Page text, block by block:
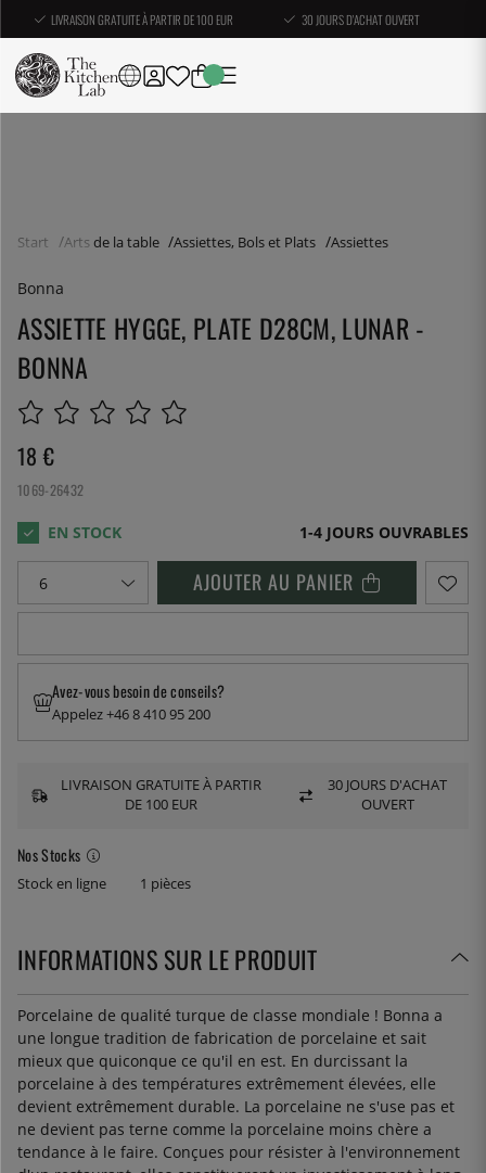
LIVRAISON GRATUITE À PARTIR DE 100 EUR 30 JOURS D'ACHAT OUVERT
Start Arts de la table Assiettes, Bols et Plats Assiettes
Bonna
ASSIETTE HYGGE, PLATE D28CM, LUNAR -
BONNA
18 €
1069-26432
1-4 JOURS OUVRABLES
AJOUTER AU PANIER
Nos Stocks
Stock en ligne 1 pièces
Avez-vous besoin de conseils?
Appelez +46 8 410 95 200
LIVRAISON GRATUITE À PARTIR
DE 100 EUR
30 JOURS D'ACHAT
OUVERT
INFORMATIONS SUR LE PRODUIT
Porcelaine de qualité turque de classe mondiale ! Bonna a
une longue tradition de fabrication de porcelaine et sait
mieux que quiconque ce qu'il en est. En durcissant la
porcelaine à des températures extrêmement élevées, elle
devient extrêmement durable. La porcelaine ne s'use pas et
ne devient pas terne comme la porcelaine moins chère a
tendance à le faire. Conçues pour résister à l'environnement